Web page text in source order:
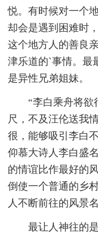
悦。有时候对一个
却会是遇到困难时
这个地方人的善良
津乐道的`事情。最
是异性兄弟姐妹。
“李白乘舟将欲
尺，不及汪伦送我
很，能够吸引李白
仰慕大诗人李白盛
的情谊比作最好的
倒使一个普通的乡
人不断前往的风景名
最让人神往的是